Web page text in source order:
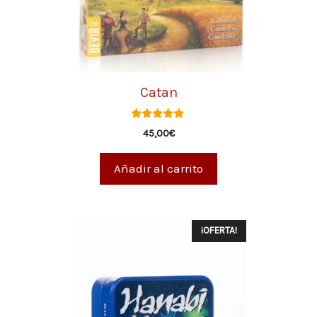
Catan
5.00
de 5
45,00€
Añadir al carrito
¡OFERTA!